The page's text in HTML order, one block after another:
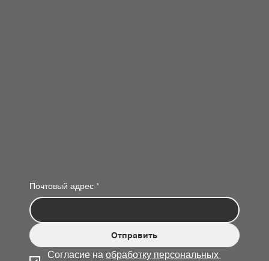
Почтовый адрес *
Отправить
Согласие на обработку персональных